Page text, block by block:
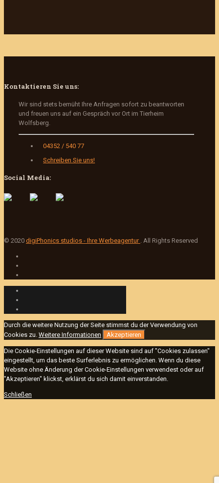
Kontaktieren Sie uns:
Wir sind stets bemüht Ihre Anfragen sofort zu beantworten
und freuen uns auf ein Gespräch vor Ort im Tierheim
Wolfsberg.
04352 / 540 77
Schreiben Sie uns!
Social Media:
© 2020 digiPhonics studios - Ihre Werbeagentur . All Rights Reserved
Durch die weitere Nutzung der Seite stimmst du der Verwendung von
Cookies zu. Weitere Informationen Akzeptieren
Die Cookie-Einstellungen auf dieser Website sind auf "Cookies zulassen"
eingestellt, um das beste Surferlebnis zu ermöglichen. Wenn du diese
Website ohne Änderung der Cookie-Einstellungen verwendest oder auf
"Akzeptieren" klickst, erklärst du sich damit einverstanden.
Schließen